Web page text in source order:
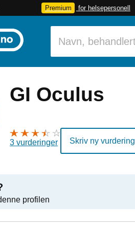
Premium for helsepersonell
GI Oculus
3 vurderinger Skriv ny vurdering
profilen